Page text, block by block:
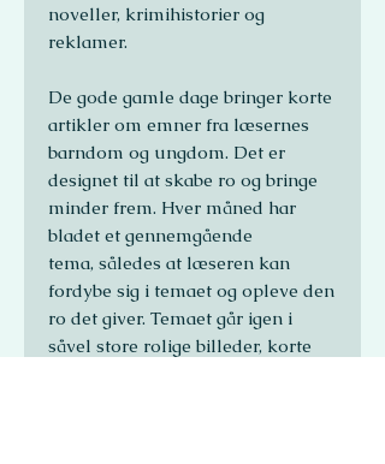
noveller, krimihistorier og
reklamer.
De gode gamle dage bringer korte
artikler om emner fra læsernes
barndom og ungdom. Det er
designet til at skabe ro og bringe
minder frem. Hver måned har
bladet et gennemgående
tema, således at læseren kan
fordybe sig i temaet og opleve den
ro det giver. Temaet går igen i
såvel store rolige billeder, korte